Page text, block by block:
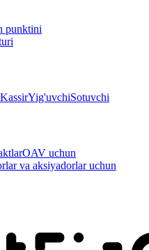
punktini
KassirYig'uvchiSotuvchi
OAV uchun
va aksiyadorlar uchun